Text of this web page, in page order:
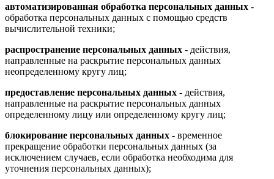
автоматизированная обработка персональных данных -
обработка персональных данных с помощью средств
вычислительной техники;
распространение персональных данных - действия,
направленные на раскрытие персональных данных
неопределенному кругу лиц;
предоставление персональных данных - действия,
направленные на раскрытие персональных данных
определенному лицу или определенному кругу лиц;
блокирование персональных данных - временное
прекращение обработки персональных данных (за
исключением случаев, если обработка необходима для
уточнения персональных данных);